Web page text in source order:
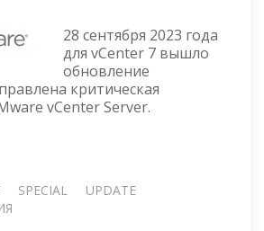
28 сентября 2023 года
для vCenter 7 вышло
обновление
критическая
vCenter Server.
SPECIAL
UPDATE